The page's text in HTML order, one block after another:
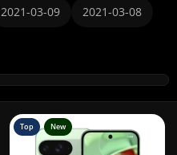
2021-03-09
2021-03-08
Top New